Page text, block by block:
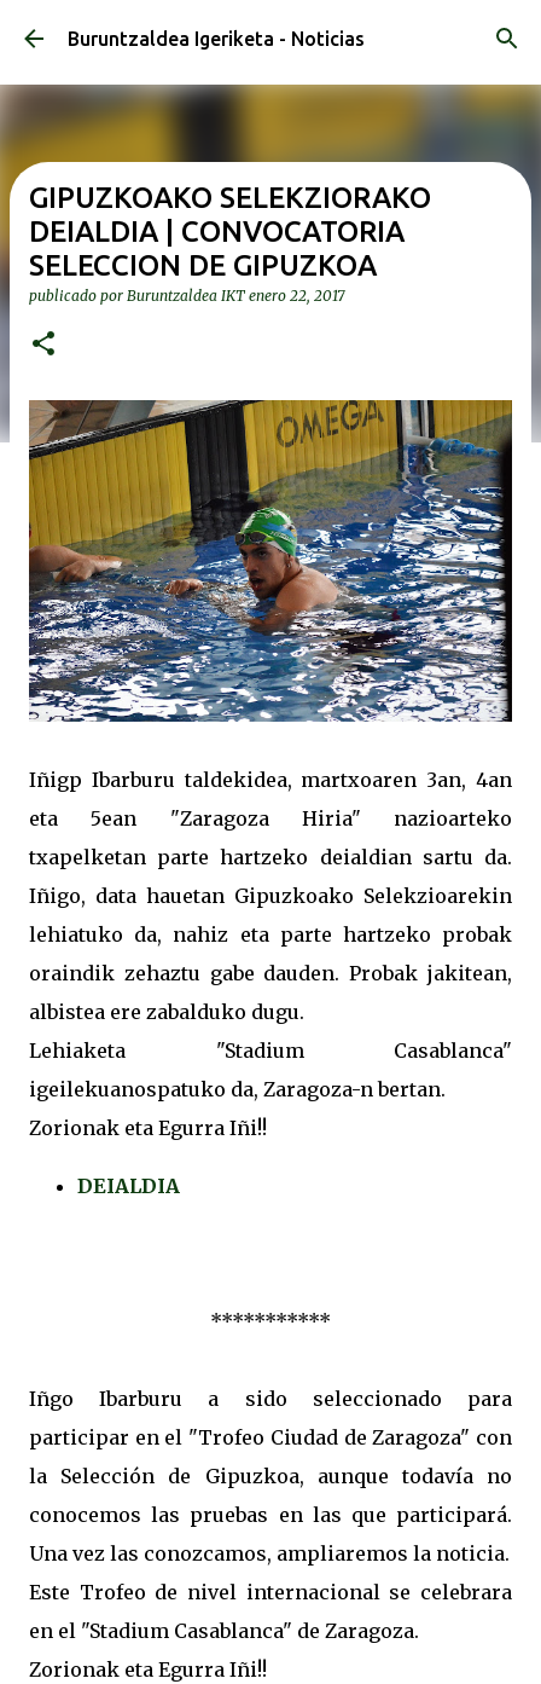
Ir al contenido principal
Buruntzaldea Igeriketa - Noticias
GIPUZKOAKO SELEKZIORAKO
DEIALDIA | CONVOCATORIA
SELECCION DE GIPUZKOA
publicado por Buruntzaldea IKT enero 22, 2017
Iñigp Ibarburu taldekidea, martxoaren 3an, 4an
eta 5ean "Zaragoza Hiria" nazioarteko
txapelketan parte hartzeko deialdian sartu da.
Iñigo, data hauetan Gipuzkoako Selekzioarekin
lehiatuko da, nahiz eta parte hartzeko probak
oraindik zehaztu gabe dauden. Probak jakitean,
albistea ere zabalduko dugu.
Lehiaketa "Stadium Casablanca"
igeilekuanospatuko da, Zaragoza-n bertan.
Zorionak eta Egurra Iñi!!
DEIALDIA
***********
Iñgo Ibarburu a sido seleccionado para
participar en el "Trofeo Ciudad de Zaragoza" con
la Selección de Gipuzkoa, aunque todavía no
conocemos las pruebas en las que participará.
Una vez las conozcamos, ampliaremos la noticia.
Este Trofeo de nivel internacional se celebrara
en el "Stadium Casablanca" de Zaragoza.
Zorionak eta Egurra Iñi!!